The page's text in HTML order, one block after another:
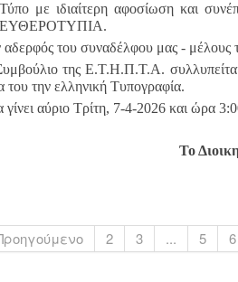
με ιδιαίτερη αφοσίωση και
του συναδέλφου μας - μέλους
της Ε.Τ.Η.Π.Τ.Α.
του την ελληνική Τυπογραφία.
γίνει αύριο Τρίτη, 7-4-2026 και ώρα
Το
2 3 ... 5 6